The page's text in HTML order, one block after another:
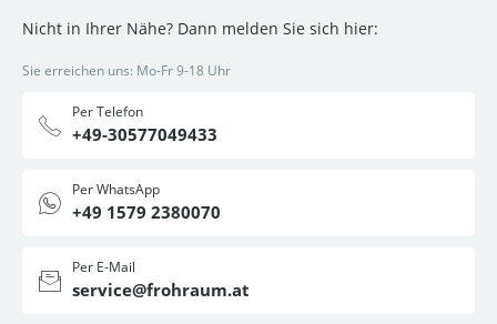
Nicht in Ihrer Nähe? Dann melden Sie sich hier:
Sie erreichen uns: Mo-Fr 9-18 Uhr
Per Telefon
+49-30577049433
Per WhatsApp
+49 1579 2380070
Per E-Mail
service@frohraum.at